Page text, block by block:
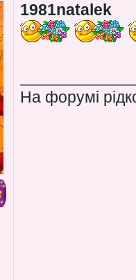
1981natalek
На форумі